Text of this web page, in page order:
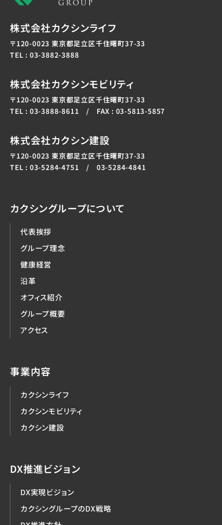
株式会社カクシンライフ
〒120-0023 東京都足立区千住曙町37-33
TEL : 03-3882-3888
株式会社カクシンモビリティ
〒120-0023 東京都足立区千住曙町37-33
TEL : 03-3888-8611 / FAX : 03-5813-5857
株式会社カクシン建設
〒120-0023 東京都足立区千住曙町37-33
TEL : 03-5284-4751 / 03-5284-4841
カクシングループについて
代表挨拶
グループ理念
健康経営
沿革
オフィス紹介
グループ概要
アクセス
事業内容
カクシンライフ
カクシンモビリティ
カクシン建設
DX推進ビジョン
DX実現ビジョン
カクシングループのDX戦略